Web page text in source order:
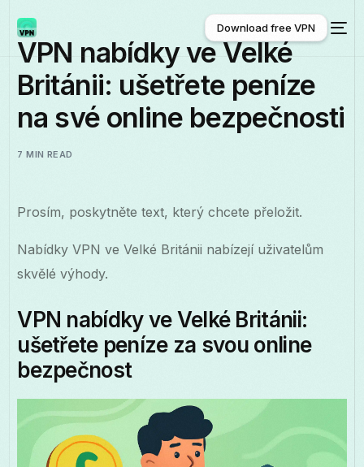
Čeština
Download free VPN
Download free VPN
VPN nabídky ve Velké
Británii: ušetřete peníze
na své online bezpečnosti
7 MIN READ
Prosím, poskytněte text, který chcete přeložit.
Nabídky VPN ve Velké Británii nabízejí uživatelům
skvělé výhody.
VPN nabídky ve Velké Británii:
ušetřete peníze za svou online
bezpečnost